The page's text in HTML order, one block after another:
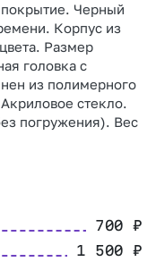
покрытие. Черный
Корпус из
Размер
головка с
из полимерного
стекло.
погружения). Вес
700₽
1 500₽